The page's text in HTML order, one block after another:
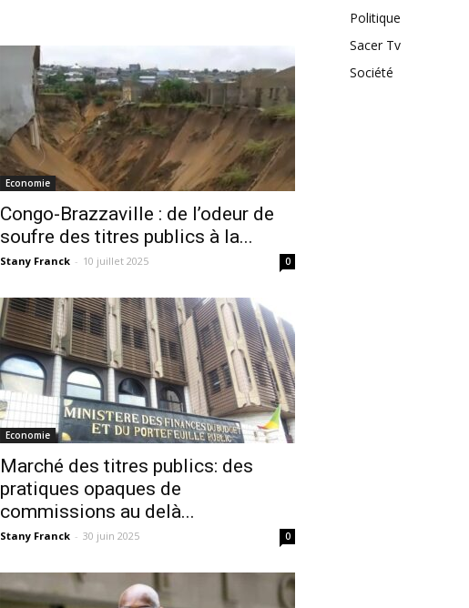
Economie
Congo-Brazzaville : de l’odeur de
soufre des titres publics à la...
Stany Franck - 10 juillet 2025 0
Economie
Marché des titres publics: des
pratiques opaques de
commissions au delà...
Stany Franck - 30 juin 2025 0
Politique
Sacer Tv
Société